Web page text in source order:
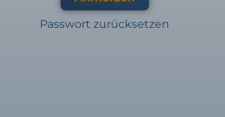
Passwort zurücksetzen